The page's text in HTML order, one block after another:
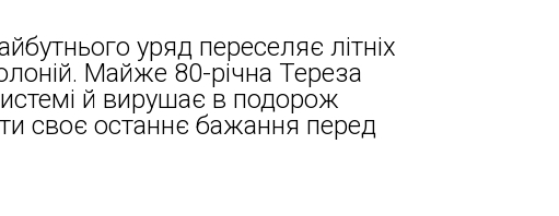
уряд переселяє літніх
Майже 80-річна Тереза
й вирушає в подорож
своє останнє бажання перед